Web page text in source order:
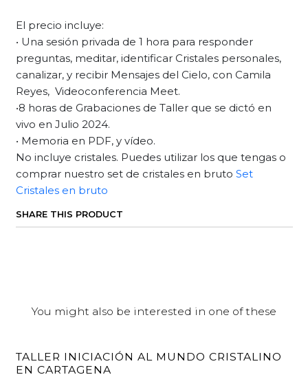
El precio incluye:
• Una sesión privada de 1 hora para responder
preguntas, meditar, identificar Cristales personales,
canalizar, y recibir Mensajes del Cielo, con Camila
Reyes, Videoconferencia Meet.
•8 horas de Grabaciones de Taller que se dictó en
vivo en Julio 2024.
• Memoria en PDF, y vídeo.
No incluye cristales. Puedes utilizar los que tengas o
comprar nuestro set de cristales en bruto Set
Cristales en bruto
SHARE THIS PRODUCT
You might also be interested in one of these
TALLER INICIACIÓN AL MUNDO CRISTALINO
EN CARTAGENA